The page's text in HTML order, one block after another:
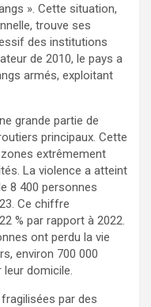
». Cette situation,
trouve ses
des institutions
de 2010, le pays a
armés, exploitant
grande partie de
principaux. Cette
extrêmement
La violence a atteint
8 400 personnes
Ce chiffre
% par rapport à 2022.
ont perdu la vie
environ 700 000
domicile.
par des